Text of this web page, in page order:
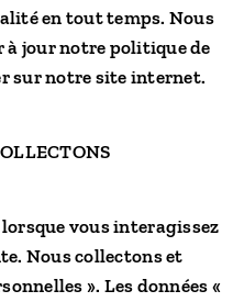
en tout temps. Nous
à jour notre politique de
sur notre site internet.
vous interagissez
Nous collectons et
». Les données «